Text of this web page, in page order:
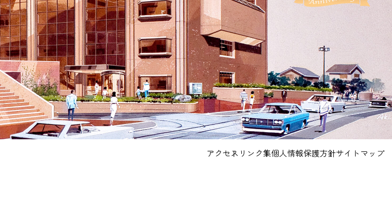
アクセス リンク集個人情報保護方針サイトマップ